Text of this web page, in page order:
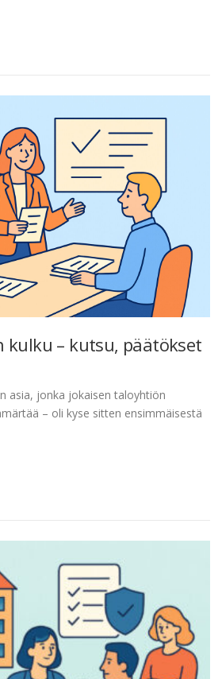
kulku – kutsu, päätökset
asia, jonka jokaisen taloyhtiön
– oli kyse sitten ensimmäisestä